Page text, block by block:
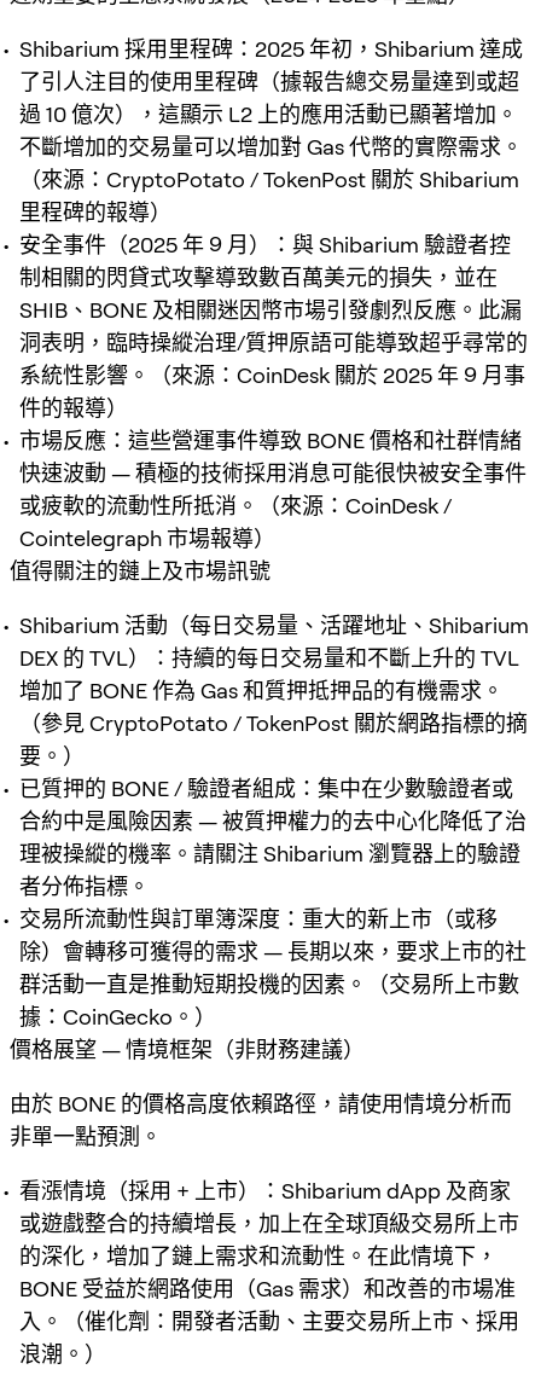
Shibarium 採用里程碑：2025 年初，Shibarium 達成
了引人注目的使用里程碑（據報告總交易量達到或超
過 10 億次），這顯示 L2 上的應用活動已顯著增加。
不斷增加的交易量可以增加對 Gas 代幣的實際需求。
（來源：CryptoPotato / TokenPost 關於 Shibarium
里程碑的報導）
安全事件（2025 年 9 月）：與 Shibarium 驗證者控
制相關的閃貸式攻擊導致數百萬美元的損失，並在
SHIB、BONE 及相關迷因幣市場引發劇烈反應。此漏
洞表明，臨時操縱治理/質押原語可能導致超乎尋常的
系統性影響。（來源：CoinDesk 關於 2025 年 9 月事
件的報導）
市場反應：這些營運事件導致 BONE 價格和社群情緒
快速波動 — 積極的技術採用消息可能很快被安全事件
或疲軟的流動性所抵消。（來源：CoinDesk /
Cointelegraph 市場報導）
值得關注的鏈上及市場訊號
Shibarium 活動（每日交易量、活躍地址、Shibarium
DEX 的 TVL）：持續的每日交易量和不斷上升的 TVL
增加了 BONE 作為 Gas 和質押抵押品的有機需求。
（參見 CryptoPotato / TokenPost 關於網路指標的摘
要。）
已質押的 BONE / 驗證者組成：集中在少數驗證者或
合約中是風險因素 — 被質押權力的去中心化降低了治
理被操縱的機率。請關注 Shibarium 瀏覽器上的驗證
者分佈指標。
交易所流動性與訂單簿深度：重大的新上市（或移
除）會轉移可獲得的需求 — 長期以來，要求上市的社
群活動一直是推動短期投機的因素。（交易所上市數
據：CoinGecko。）
價格展望 — 情境框架（非財務建議）
由於 BONE 的價格高度依賴路徑，請使用情境分析而
非單一點預測。
看漲情境（採用 + 上市）：Shibarium dApp 及商家
或遊戲整合的持續增長，加上在全球頂級交易所上市
的深化，增加了鏈上需求和流動性。在此情境下，
BONE 受益於網路使用（Gas 需求）和改善的市場准
入。（催化劑：開發者活動、主要交易所上市、採用
浪潮。）